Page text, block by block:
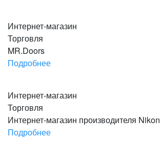
Интернет-магазин
Торговля
MR.Doors
Подробнее
Интернет-магазин
Торговля
Интернет-магазин производителя Nikon
Подробнее